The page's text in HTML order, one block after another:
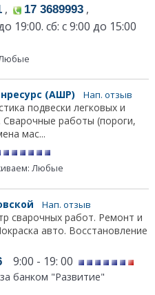
, 17 3689993 ,
19:00. сб: с 9:00 до 15:00
(АШР) Нап. отзыв
подвески легковых и
Сварочные работы (пороги,
мас...
Любые
Нап. отзыв
сварочных работ. Ремонт и
авто. Восстановление
9:00 - 19: 00
банком "Развитие"